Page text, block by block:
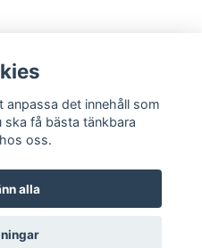
Kontakt
queerstore.se
det innehåll som
få bästa tänkbara
oss.
alla